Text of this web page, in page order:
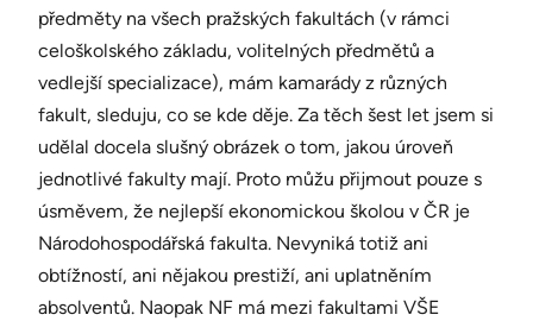
předměty na všech pražských fakultách (v rámci
celoškolského základu, volitelných předmětů a
vedlejší specializace), mám kamarády z různých
fakult, sleduju, co se kde děje. Za těch šest let jsem si
udělal docela slušný obrázek o tom, jakou úroveň
jednotlivé fakulty mají. Proto můžu přijmout pouze s
úsměvem, že nejlepší ekonomickou školou v ČR je
Národohospodářská fakulta. Nevyniká totiž ani
obtížností, ani nějakou prestiží, ani uplatněním
absolventů. Naopak NF má mezi fakultami VŠE